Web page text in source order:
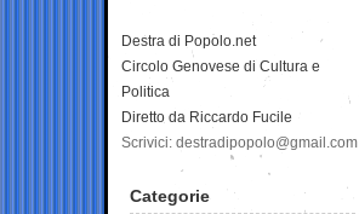
Destra di Popolo.net
Circolo Genovese di Cultura e
Politica
Diretto da Riccardo Fucile
Scrivici: destradipopolo@gmail.com
Categorie